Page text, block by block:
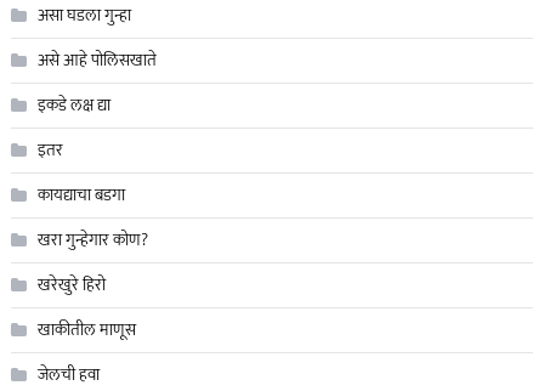
असा घडला गुन्हा
असे आहे पोलिसखाते
इकडे लक्ष द्या
इतर
कायद्याचा बडगा
खरा गुन्हेगार कोण?
खरेखुरे हिरो
खाकीतील माणूस
जेलची हवा